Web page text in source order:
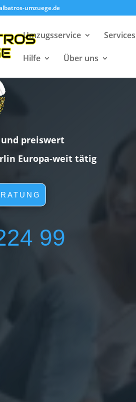
umzuege.de
Umzugsservice Services
Hilfe Über uns
preiswert
Europa-weit tätig
99